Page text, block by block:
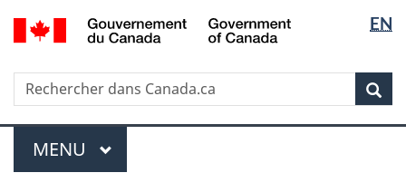
Passer
au
principal
Passer
à
sujet
du
gouvernement »
Passer
à
version
HTML
simplifiée
la
langue
EN
Rechercher
Rechercher
dans
Canada.ca
Menu
MENU PRINCIPAL